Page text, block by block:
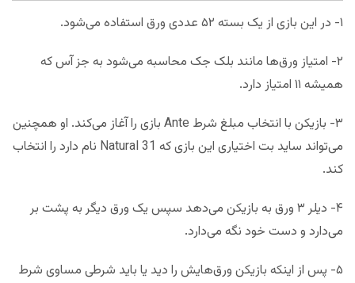
۱- در این بازی از یک بسته ۵۲ عددی ورق استفاده می‌شود.
۲- امتیاز ورق‌ها مانند بلک جک محاسبه می‌شود به جز آس که
همیشه ۱۱ امتیاز دارد.
۳- بازیکن با انتخاب مبلغ شرط Ante بازی را آغاز می‌کند. او همچنین
می‌تواند ساید بت اختیاری این بازی که Natural 31 نام دارد را انتخاب
کند.
۴- دیلر ۳ ورق به بازیکن می‌دهد سپس یک ورق دیگر به پشت بر
می‌دارد و دست خود نگه می‌دارد.
۵- پس از اینکه بازیکن ورق‌هایش را دید یا باید شرطی مساوی شرط